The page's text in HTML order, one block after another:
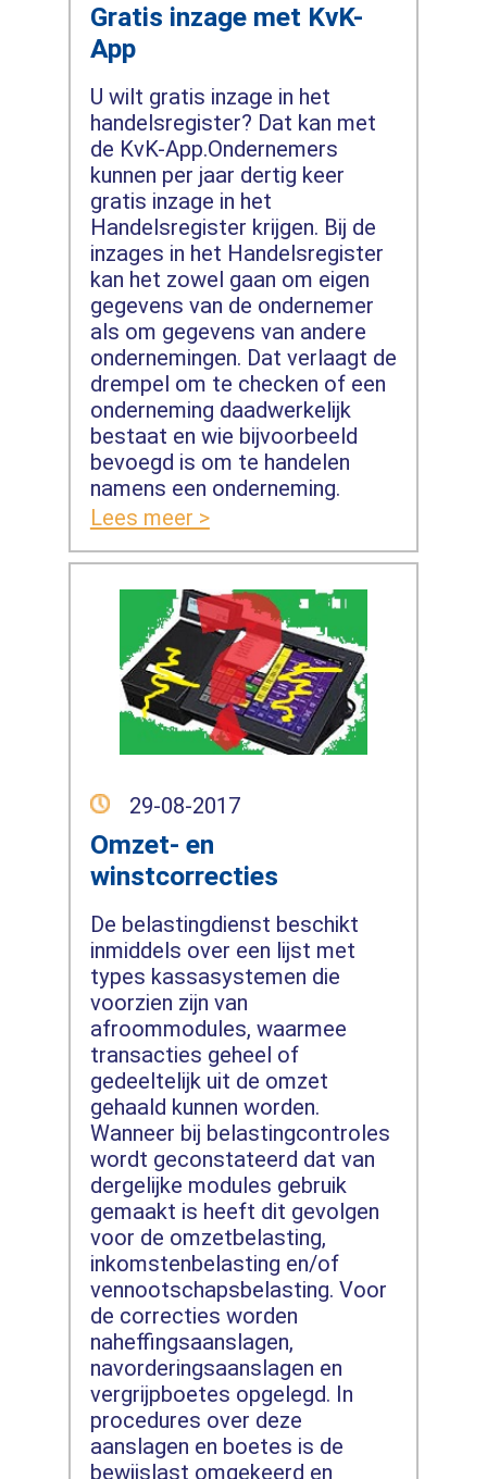
Gratis inzage met KvK-
App
U wilt gratis inzage in het
handelsregister? Dat kan met
de KvK-App.Ondernemers
kunnen per jaar dertig keer
gratis inzage in het
Handelsregister krijgen. Bij de
inzages in het Handelsregister
kan het zowel gaan om eigen
gegevens van de ondernemer
als om gegevens van andere
ondernemingen. Dat verlaagt de
drempel om te checken of een
onderneming daadwerkelijk
bestaat en wie bijvoorbeeld
bevoegd is om te handelen
namens een onderneming.
Lees meer >
29-08-2017
Omzet- en
winstcorrecties
De belastingdienst beschikt
inmiddels over een lijst met
types kassasystemen die
voorzien zijn van
afroommodules, waarmee
transacties geheel of
gedeeltelijk uit de omzet
gehaald kunnen worden.
Wanneer bij belastingcontroles
wordt geconstateerd dat van
dergelijke modules gebruik
gemaakt is heeft dit gevolgen
voor de omzetbelasting,
inkomstenbelasting en/of
vennootschapsbelasting. Voor
de correcties worden
naheffingsaanslagen,
navorderingsaanslagen en
vergrijpboetes opgelegd. In
procedures over deze
aanslagen en boetes is de
bewijslast omgekeerd en